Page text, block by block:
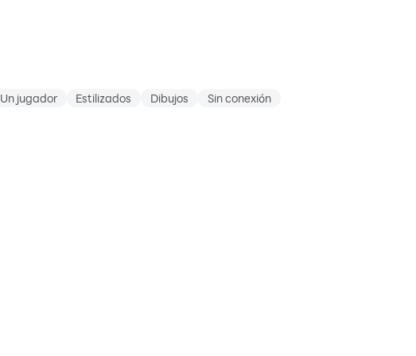
Un jugador Estilizados Dibujos Sin conexión